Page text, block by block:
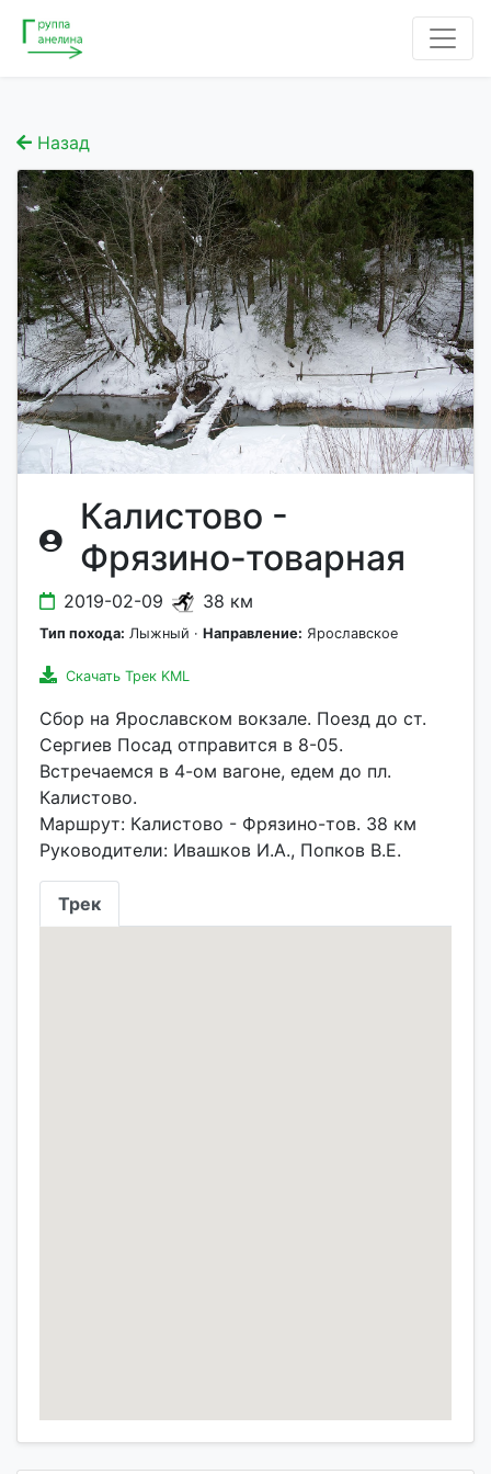
Назад
Калистово -
Фрязино-товарная
2019-02-09 38 км
Тип похода: Лыжный · Направление: Ярославское
Скачать Трек KML
Сбор на Ярославском вокзале. Поезд до ст.
Сергиев Посад отправится в 8-05.
Встречаемся в 4-ом вагоне, едем до пл.
Калистово.
Маршрут: Калистово - Фрязино-тов. 38 км
Руководители: Ивашков И.А., Попков В.Е.
Трек